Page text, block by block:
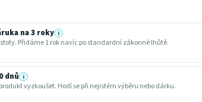
na 3 roky i
Přidáme 1 rok navíc po standardní zákonné lhůtě.
dnů i
vyzkoušet. Hodí se při nejistém výběru nebo dárku.